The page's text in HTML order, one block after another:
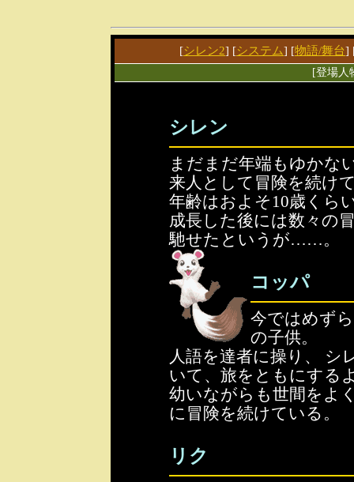
[シレン2] [システム] [物語/舞台]
[登場人
シレン
まだまだ年端もゆかな
来人として冒険を続け
年齢はおよそ10歳くら
成長した後には数々の
馳せたというが……。
コッパ
今ではめず
の子供。
人語を達者に操り、 シ
いて、旅をともにする
幼いながらも世間をよ
に冒険を続けている。
リク